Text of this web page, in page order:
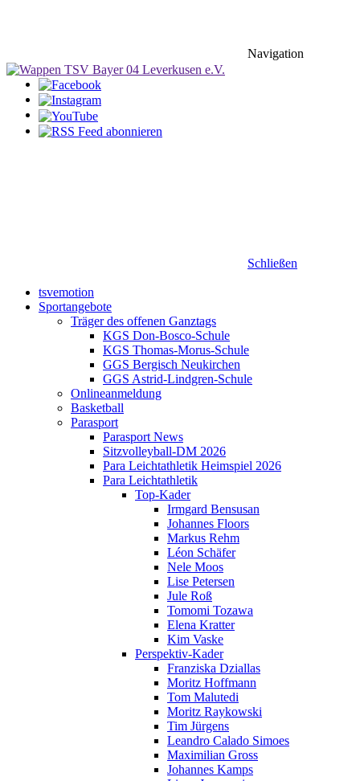
Navigation
Schließen
tsvemotion
Sportangebote
Träger des offenen Ganztags
KGS Don-Bosco-Schule
KGS Thomas-Morus-Schule
GGS Bergisch Neukirchen
GGS Astrid-Lindgren-Schule
Onlineanmeldung
Basketball
Parasport
Parasport News
Sitzvolleyball-DM 2026
Para Leichtathletik Heimspiel 2026
Para Leichtathletik
Top-Kader
Irmgard Bensusan
Johannes Floors
Markus Rehm
Léon Schäfer
Nele Moos
Lise Petersen
Jule Roß
Tomomi Tozawa
Elena Kratter
Kim Vaske
Perspektiv-Kader
Franziska Dziallas
Moritz Hoffmann
Tom Malutedi
Moritz Raykowski
Tim Jürgens
Leandro Calado Simoes
Maximilian Gross
Johannes Kamps